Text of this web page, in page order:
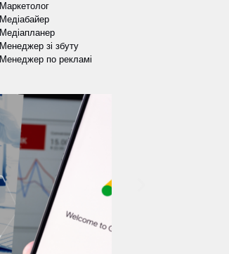
Маркетолог
Медіабайер
Медіапланер
Менеджер зі збуту
Менеджер по рекламі